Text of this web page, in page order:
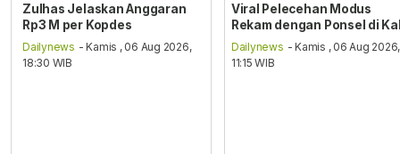
Zulhas Jelaskan Anggaran
Rp3 M per Kopdes
Dailynews - Kamis , 06 Aug 2026,
18:30 WIB
Viral Pelecehan Modus
Rekam dengan Ponsel di
Dailynews - Kamis , 06 Aug 2026,
11:15 WIB